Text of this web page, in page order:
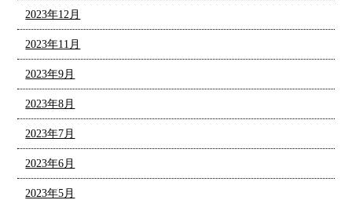
2023年12月
2023年11月
2023年9月
2023年8月
2023年7月
2023年6月
2023年5月